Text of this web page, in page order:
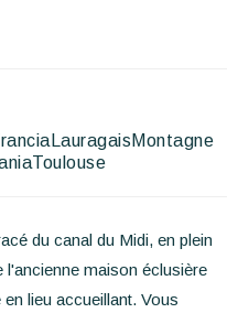
Lauragais Montagne
Toulouse
du canal du Midi, en plein
maison éclusière
lieu accueillant. Vous